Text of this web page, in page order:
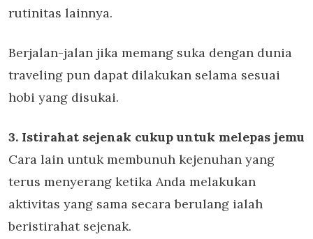
rutinitas lainnya.
Berjalan-jalan jika memang suka dengan dunia
traveling pun dapat dilakukan selama sesuai
hobi yang disukai.
3. Istirahat sejenak cukup untuk melepas jemu
Cara lain untuk membunuh kejenuhan yang
terus menyerang ketika Anda melakukan
aktivitas yang sama secara berulang ialah
beristirahat sejenak.